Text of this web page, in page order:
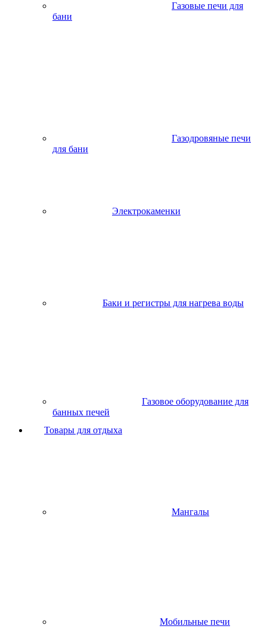
Газовые печи для
бани
Газодровяные печи
для бани
Электрокаменки
Баки и регистры для нагрева воды
Газовое оборудование для
банных печей
Товары для отдыха
Мангалы
Мобильные печи